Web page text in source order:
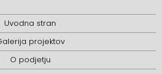
Uvodna stran
projektov
O podjetju